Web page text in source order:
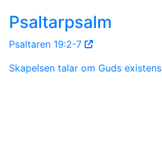
Psaltarpsalm
Psaltaren 19:2-7
Skapelsen talar om Guds existens